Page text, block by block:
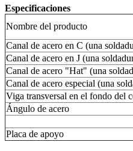
Especificaciones
Nombre del producto
Canal de acero en C (una
Canal de acero en J (una
Canal de acero "Hat" (una
Canal de acero especial (una
Viga transversal en el fondo del
Ángulo de acero
Placa de apoyo